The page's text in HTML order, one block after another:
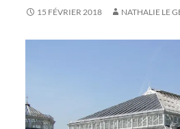
15 FÉVRIER 2018 NATHALIE LE